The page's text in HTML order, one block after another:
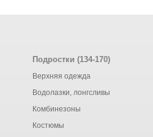
Подростки (134-170)
Верхняя одежда
Водолазки, лонгсливы
Комбинезоны
Костюмы